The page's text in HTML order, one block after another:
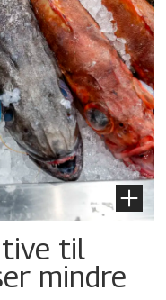
til
mindre